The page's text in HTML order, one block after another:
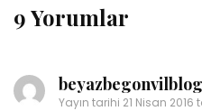
9 Yorumlar
beyazbegonvilblog
Yayın tarihi 21 Nisan